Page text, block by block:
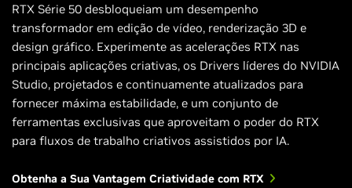
RTX Série 50 desbloqueiam um desempenho
transformador em edição de vídeo, renderização 3D e
design gráfico. Experimente as acelerações RTX nas
principais aplicações criativas, os Drivers líderes do NVIDIA
Studio, projetados e continuamente atualizados para
fornecer máxima estabilidade, e um conjunto de
ferramentas exclusivas que aproveitam o poder do RTX
para fluxos de trabalho criativos assistidos por IA.
Obtenha a Sua Vantagem Criatividade com RTX